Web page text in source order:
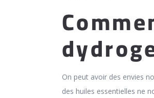
On peut avoir des envies
des huiles essentielles ne